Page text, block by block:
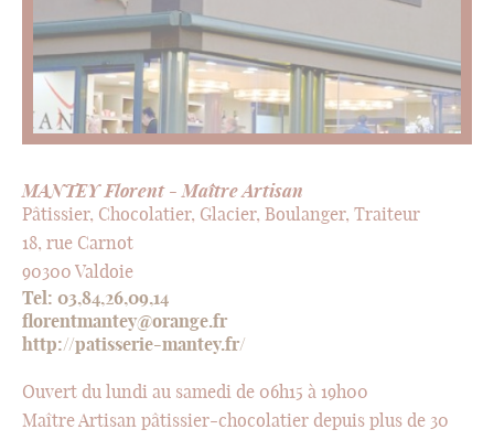
MANTEY Florent - Maître Artisan
Pâtissier, Chocolatier, Glacier, Boulanger, Traiteur
18, rue Carnot
90300 Valdoie
Tel: 03,84,26,09,14
florentmantey@orange.fr
http://patisserie-mantey.fr/
Ouvert du lundi au samedi de 06h15 à 19h00
Maître Artisan pâtissier-chocolatier depuis plus de 30